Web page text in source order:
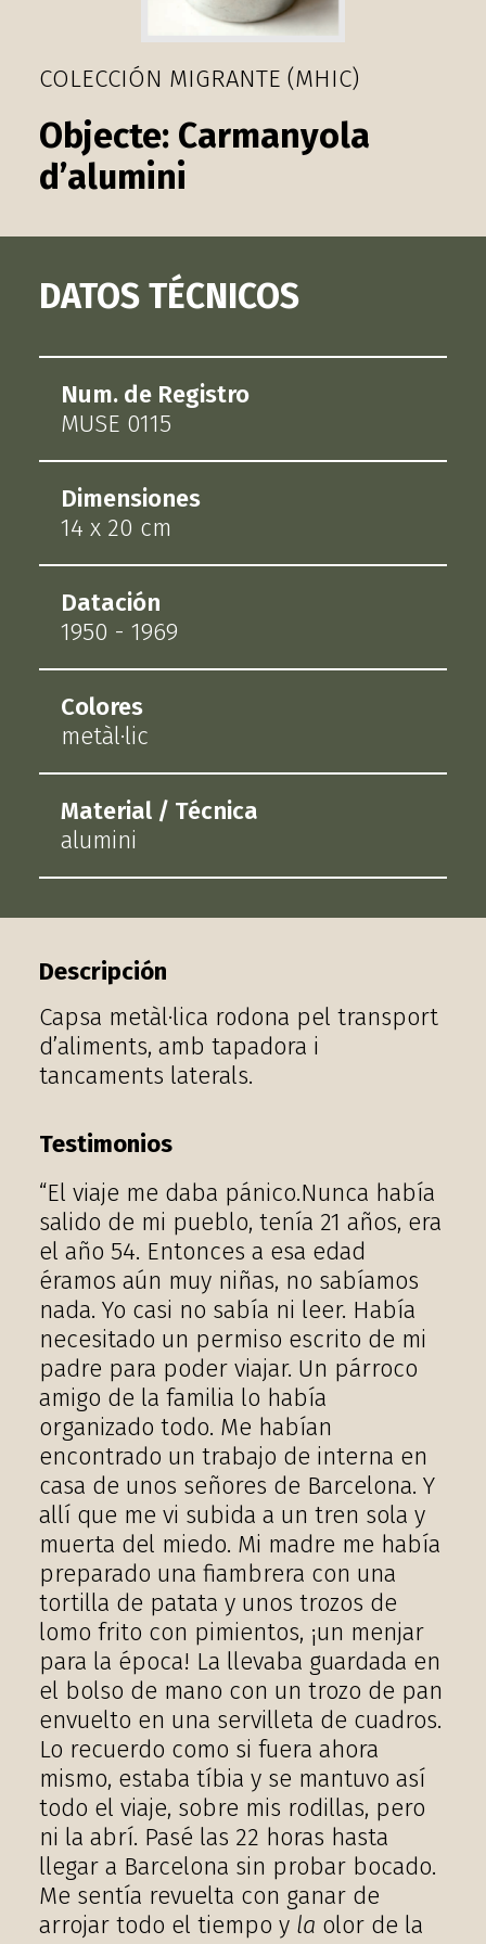
COLECCIÓN MIGRANTE (MHIC)
Carmanyola
d’alumini
DATOS TÉCNICOS
Num. de Registro
MUSE 0115
Dimensiones
14 x 20 cm
Datación
1950 - 1969
Colores
metàl·lic
Material / Técnica
alumini
Descripción
Capsa metàl·lica rodona pel transport
d’aliments, amb tapadora i
tancaments laterals.
Testimonios
“El viaje me daba pánico.Nunca había
salido de mi pueblo, tenía 21 años, era
el año 54. Entonces a esa edad
éramos aún muy niñas, no sabíamos
nada. Yo casi no sabía ni leer. Había
necesitado un permiso escrito de mi
padre para poder viajar. Un párroco
amigo de la familia lo había
organizado todo. Me habían
encontrado un trabajo de interna en
casa de unos señores de Barcelona. Y
allí que me vi subida a un tren sola y
muerta del miedo. Mi madre me había
preparado una fiambrera con una
tortilla de patata y unos trozos de
lomo frito con pimientos, ¡un menjar
para la época! La llevaba guardada en
el bolso de mano con un trozo de pan
envuelto en una servilleta de cuadros.
Lo recuerdo como si fuera ahora
mismo, estaba tíbia y se mantuvo así
todo el viaje, sobre mis rodillas, pero
ni la abrí. Pasé las 22 horas hasta
llegar a Barcelona sin probar bocado.
Me sentía revuelta con ganar de
arrojar todo el tiempo y la olor de la